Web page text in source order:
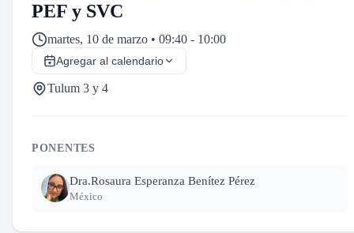
PEF y SVC
martes, 10 de marzo • 09:40 - 10:00
Agregar al calendario
Tulum 3 y 4
PONENTES
Dra.Rosaura Esperanza Benítez Pérez
México